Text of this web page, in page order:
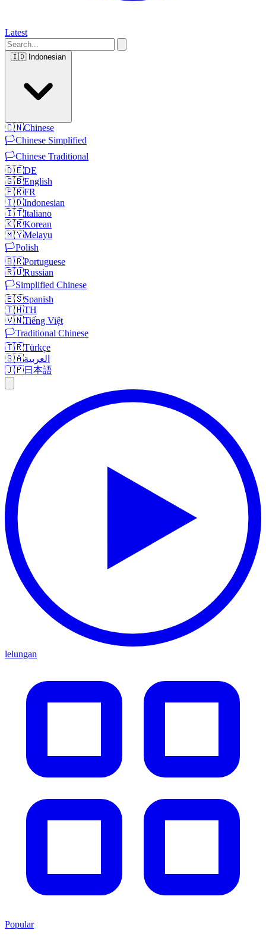
Latest
🇮🇩 Indonesian
🇨🇳Chinese
🏳️Chinese Simplified
🏳️Chinese Traditional
🇩🇪DE
🇬🇧English
🇫🇷FR
🇮🇩Indonesian
🇮🇹Italiano
🇰🇷Korean
🇲🇾Melayu
🏳️Polish
🇧🇷Portuguese
🇷🇺Russian
🏳️Simplified Chinese
🇪🇸Spanish
🇹🇭TH
🇻🇳Tiếng Việt
🏳️Traditional Chinese
🇹🇷Türkçe
🇸🇦العربية
🇯🇵日本語
lelungan
Popular